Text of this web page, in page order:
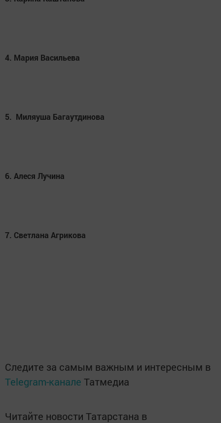
4. Мария Васильева
5. Миляуша Багаутдинова
6. Алеся Лучина
7. Светлана Агрикова
Следите за самым важным и интересным в
Telegram-канале Татмедиа
Читайте новости Татарстана в